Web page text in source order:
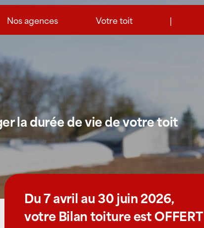
Nos agences Votre toit |
la durée de vie de votre toit
Du 7 avril au 30 juin 2026,
votre Bilan toiture est OFFERT